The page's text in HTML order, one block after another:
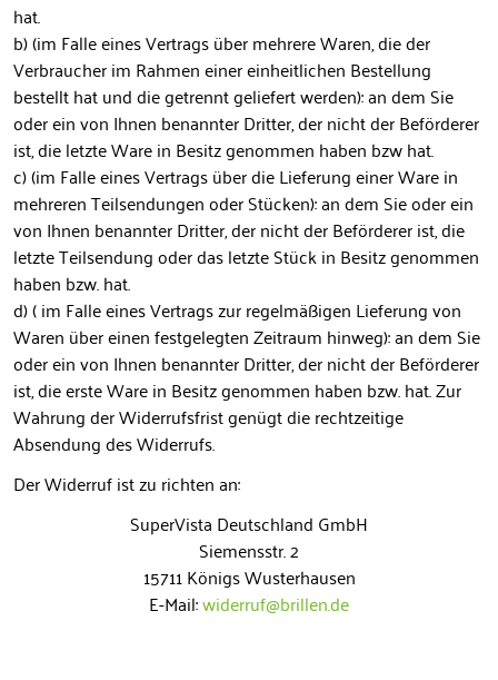
hat.
b) (im Falle eines Vertrags über mehrere Waren, die der
Verbraucher im Rahmen einer einheitlichen Bestellung
bestellt hat und die getrennt geliefert werden): an dem Sie
oder ein von Ihnen benannter Dritter, der nicht der Beförderer
ist, die letzte Ware in Besitz genommen haben bzw hat.
c) (im Falle eines Vertrags über die Lieferung einer Ware in
mehreren Teilsendungen oder Stücken): an dem Sie oder ein
von Ihnen benannter Dritter, der nicht der Beförderer ist, die
letzte Teilsendung oder das letzte Stück in Besitz genommen
haben bzw. hat.
d) ( im Falle eines Vertrags zur regelmäßigen Lieferung von
Waren über einen festgelegten Zeitraum hinweg): an dem Sie
oder ein von Ihnen benannter Dritter, der nicht der Beförderer
ist, die erste Ware in Besitz genommen haben bzw. hat. Zur
Wahrung der Widerrufsfrist genügt die rechtzeitige
Absendung des Widerrufs.
Der Widerruf ist zu richten an:
SuperVista Deutschland GmbH
Siemensstr. 2
15711 Königs Wusterhausen
E-Mail:widerruf@brillen.de